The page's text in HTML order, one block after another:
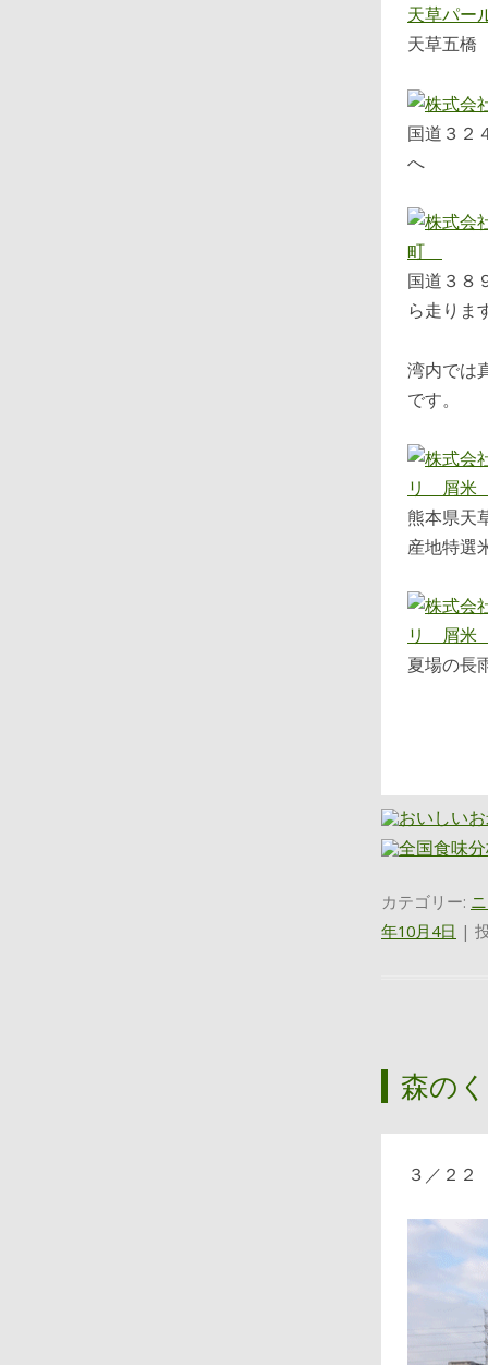
天草五
国道３２
へ
国道３８
ら走りま
湾内では
です。
熊本県天
産地特選
夏場の長
カテゴリー:
年10月4日 |
森の
３／２